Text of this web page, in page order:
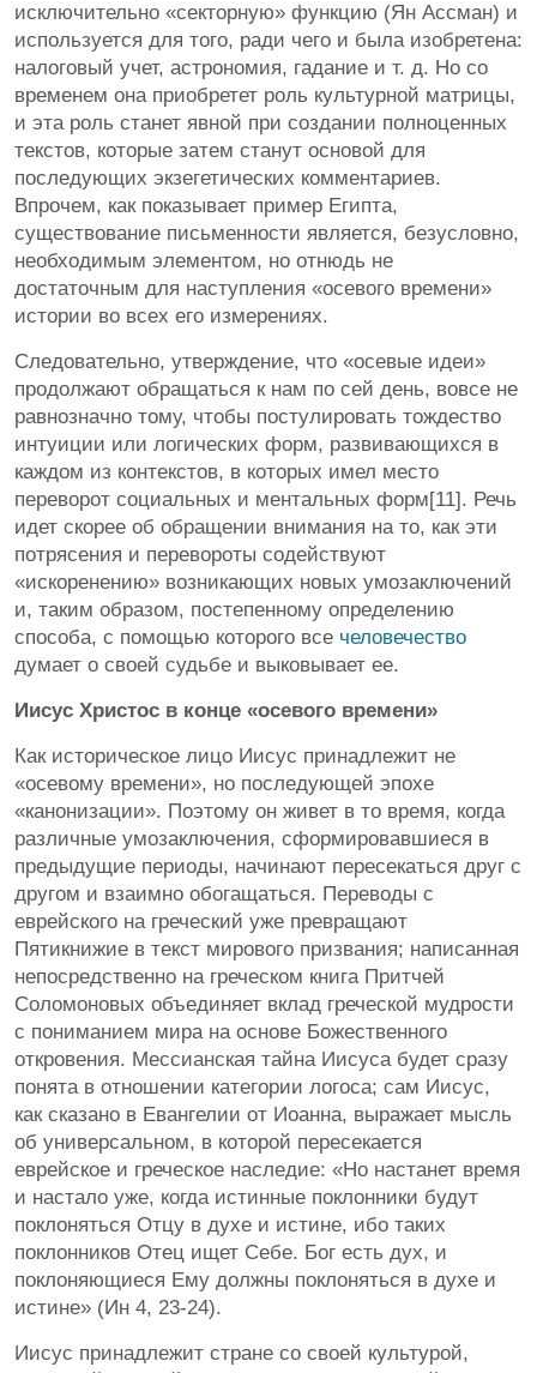
исключительно «секторную» функцию (Ян Ассман) и
используется для того, ради чего и была изобретена:
налоговый учет, астрономия, гадание и т. д. Но со
временем она приобретет роль культурной матрицы,
и эта роль станет явной при создании полноценных
текстов, которые затем станут основой для
последующих экзегетических комментариев.
Впрочем, как показывает пример Египта,
существование письменности является, безусловно,
необходимым элементом, но отнюдь не
достаточным для наступления «осевого времени»
истории во всех его измерениях.
Следовательно, утверждение, что «осевые идеи»
продолжают обращаться к нам по сей день, вовсе не
равнозначно тому, чтобы постулировать тождество
интуиции или логических форм, развивающихся в
каждом из контекстов, в которых имел место
переворот социальных и ментальных форм[11]. Речь
идет скорее об обращении внимания на то, как эти
потрясения и перевороты содействуют
«искоренению» возникающих новых умозаключений
и, таким образом, постепенному определению
способа, с помощью которого все человечество
думает о своей судьбе и выковывает ее.
Иисус Христос в конце «осевого времени»
Как историческое лицо Иисус принадлежит не
«осевому времени», но последующей эпохе
«канонизации». Поэтому он живет в то время, когда
различные умозаключения, сформировавшиеся в
предыдущие периоды, начинают пересекаться друг с
другом и взаимно обогащаться. Переводы с
еврейского на греческий уже превращают
Пятикнижие в текст мирового призвания; написанная
непосредственно на греческом книга Притчей
Соломоновых объединяет вклад греческой мудрости
с пониманием мира на основе Божественного
откровения. Мессианская тайна Иисуса будет сразу
понята в отношении категории логоса; сам Иисус,
как сказано в Евангелии от Иоанна, выражает мысль
об универсальном, в которой пересекается
еврейское и греческое наследие: «Но настанет время
и настало уже, когда истинные поклонники будут
поклоняться Отцу в духе и истине, ибо таких
поклонников Отец ищет Себе. Бог есть дух, и
поклоняющиеся Ему должны поклоняться в духе и
истине» (Ин 4, 23-24).
Иисус принадлежит стране со своей культурой,